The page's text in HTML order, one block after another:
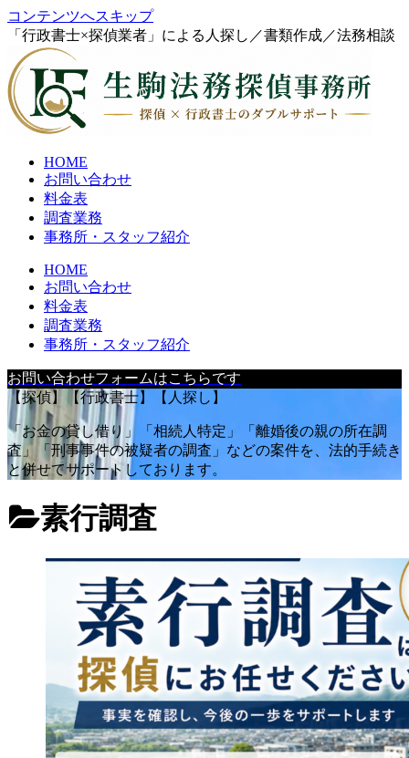
コンテンツへスキップ
「行政書士×探偵業者」による人探し／書類作成／法務相談
HOME
お問い合わせ
料金表
調査業務
事務所・スタッフ紹介
HOME
お問い合わせ
料金表
調査業務
事務所・スタッフ紹介
お問い合わせフォームはこちらです
【探偵】【行政書士】【人探し】
「お金の貸し借り」「相続人特定」「離婚後の親の所在調
査」「刑事事件の被疑者の調査」などの案件を、法的手続き
と併せてサポートしております。
素行調査